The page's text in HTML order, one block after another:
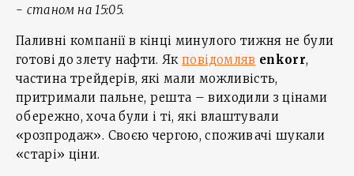
- станом на 15:05.
Паливні компанії в кінці минулого тижня не були
готові до злету нафти. Якповідомляв enkorr,
частина трейдерів, які мали можливість,
притримали пальне, решта – виходили з цінами
обережно, хоча були і ті, які влаштували
«розпродаж». Своєю чергою, споживачі шукали
«старі» ціни.